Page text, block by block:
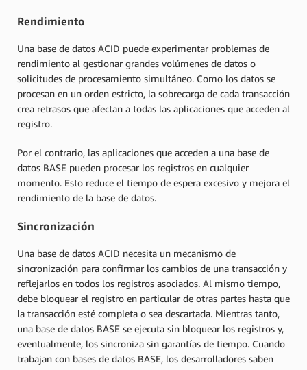
Rendimiento
Una base de datos ACID puede experimentar problemas de
rendimiento al gestionar grandes volúmenes de datos o
solicitudes de procesamiento simultáneo. Como los datos se
procesan en un orden estricto, la sobrecarga de cada transacción
crea retrasos que afectan a todas las aplicaciones que acceden al
registro.
Por el contrario, las aplicaciones que acceden a una base de
datos BASE pueden procesar los registros en cualquier
momento. Esto reduce el tiempo de espera excesivo y mejora el
rendimiento de la base de datos.
Sincronización
Una base de datos ACID necesita un mecanismo de
sincronización para confirmar los cambios de una transacción y
reflejarlos en todos los registros asociados. Al mismo tiempo,
debe bloquear el registro en particular de otras partes hasta que
la transacción esté completa o sea descartada. Mientras tanto,
una base de datos BASE se ejecuta sin bloquear los registros y,
eventualmente, los sincroniza sin garantías de tiempo. Cuando
trabajan con bases de datos BASE, los desarrolladores saben